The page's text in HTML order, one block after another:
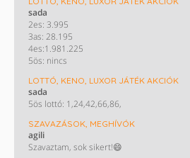
sada
2es: 3.995
3as: 28.195
4es:1.981.225
5ös: nincs
LOTTÓ, KENO, LUXOR JÁTÉK AKCIÓK
sada
5ös lottó: 1,24,42,66,86,
SZAVAZÁSOK, MEGHÍVÓK
agili
Szavaztam, sok sikert!😄